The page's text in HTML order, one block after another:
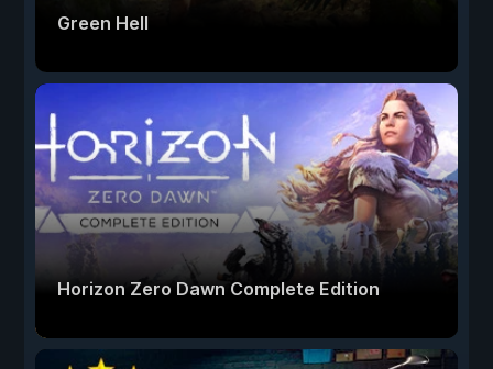
Green Hell
Horizon Zero Dawn Complete Edition